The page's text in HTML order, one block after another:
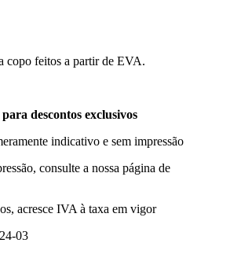
copo feitos a partir de EVA.
descontos exclusivos
indicativo e sem impressão
consulte a nossa página de
acresce IVA à taxa em vigor
03